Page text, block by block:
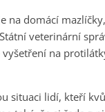
na domácí
veterinární
na
situaci lidí, kteří